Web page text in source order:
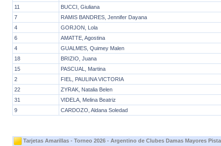
11
BUCCI, Giuliana
7
RAMIS BANDRES, Jennifer Dayana
4
GORJON, Lola
6
AMATTE, Agostina
4
GUALMES, Quimey Malen
18
BRIZIO, Juana
15
PASCUAL, Martina
2
FIEL, PAULINA VICTORIA
22
ZYRAK, Natalia Belen
31
VIDELA, Melina Beatriz
9
CARDOZO, Aldana Soledad
Tarjetas Amarillas - Torneo 2026 - Argentino de Clubes Damas Mayores